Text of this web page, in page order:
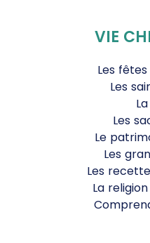
VIE
Les
Les
Les
Le
Les
Les
La